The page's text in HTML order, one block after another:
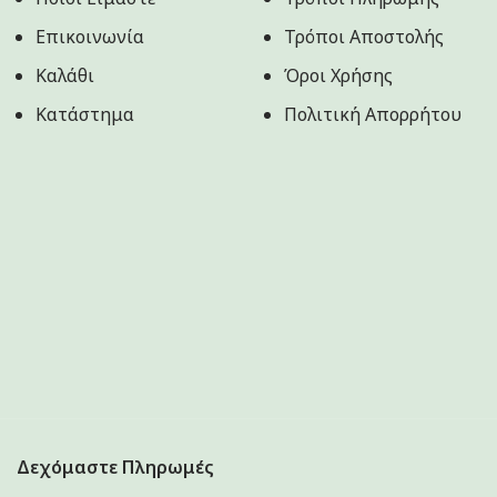
Tailswingers 2
8
11
Επικοινωνία
Καλάθι
Κατάστημα
Τρόποι Αποστολής
Όροι Χρήσης
Πολιτική Aπορρήτου
Δεχόμαστε Πληρωμές